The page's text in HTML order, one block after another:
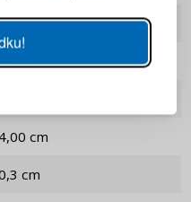
Bílý , Staré stříbro
Ne
24,00 cm
cm
SE